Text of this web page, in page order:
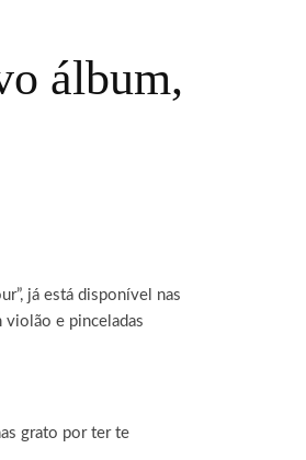
álbum,
já está disponível nas
violão e pinceladas
grato por ter te